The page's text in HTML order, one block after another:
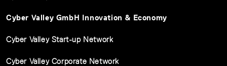
Cyber Valley GmbH Innovation & Economy
Cyber Valley Start-up Network
Cyber Valley Corporate Network